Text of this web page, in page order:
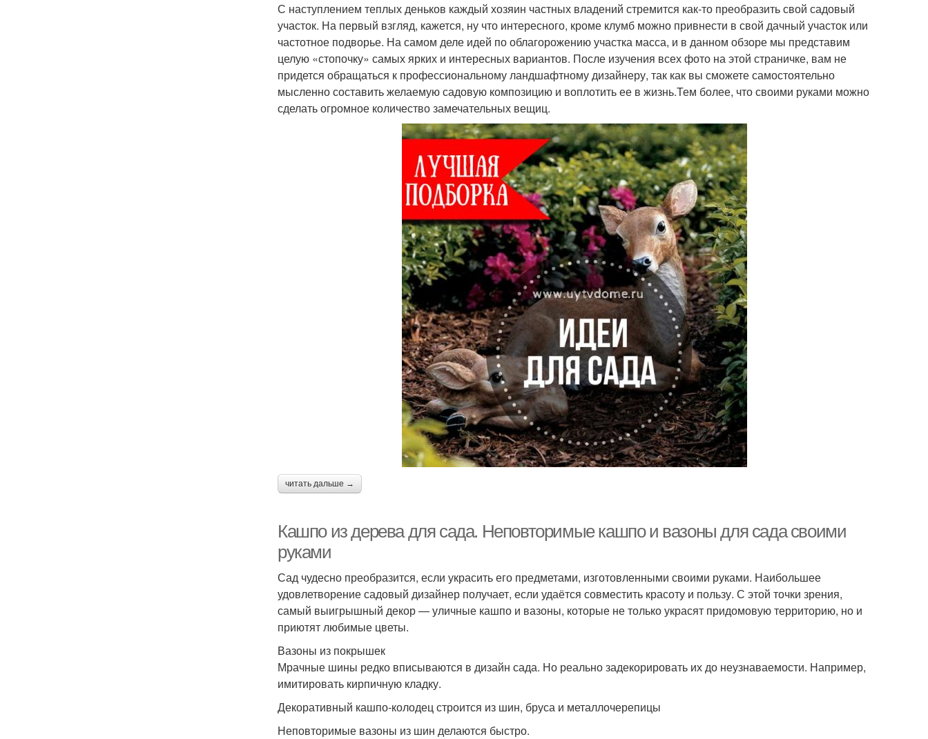
С наступлением теплых деньков каждый хозяин частных владений стремится как-то преобразить свой садовый
участок. На первый взгляд, кажется, ну что интересного, кроме клумб можно привнести в свой дачный участок или
частотное подворье. На самом деле идей по облагорожению участка масса, и в данном обзоре мы представим
целую «стопочку» самых ярких и интересных вариантов. После изучения всех фото на этой страничке, вам не
придется обращаться к профессиональному ландшафтному дизайнеру, так как вы сможете самостоятельно
мысленно составить желаемую садовую композицию и воплотить ее в жизнь.Тем более, что своими руками можно
сделать огромное количество замечательных вещиц.
читать дальше →
Кашпо из дерева для сада. Неповторимые кашпо и вазоны для сада своими
руками
Сад чудесно преобразится, если украсить его предметами, изготовленными своими руками. Наибольшее
удовлетворение садовый дизайнер получает, если удаётся совместить красоту и пользу. С этой точки зрения,
самый выигрышный декор — уличные кашпо и вазоны, которые не только украсят придомовую территорию, но и
приютят любимые цветы.
Вазоны из покрышек
Мрачные шины редко вписываются в дизайн сада. Но реально задекорировать их до неузнаваемости. Например,
имитировать кирпичную кладку.
Декоративный кашпо-колодец строится из шин, бруса и металлочерепицы
Неповторимые вазоны из шин делаются быстро.